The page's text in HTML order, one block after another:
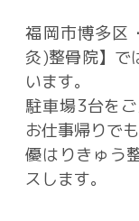
福岡市博多区
灸)整骨院】で
います。
駐車場3台を
お仕事帰りでも
優はりきゅう
スします。